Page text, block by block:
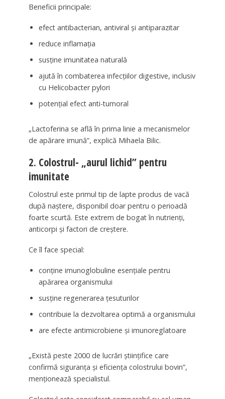
Beneficii principale:
efect antibacterian, antiviral și antiparazitar
reduce inflamația
susține imunitatea naturală
ajută în combaterea infecțiilor digestive, inclusiv
cu Helicobacter pylori
potențial efect anti-tumoral
„Lactoferina se află în prima linie a mecanismelor
de apărare imună”, explică Mihaela Bilic.
2. Colostrul- „aurul lichid” pentru
imunitate
Colostrul este primul tip de lapte produs de vacă
după naștere, disponibil doar pentru o perioadă
foarte scurtă. Este extrem de bogat în nutrienți,
anticorpi și factori de creștere.
Ce îl face special:
conține imunoglobuline esențiale pentru
apărarea organismului
susține regenerarea țesuturilor
contribuie la dezvoltarea optimă a organismului
are efecte antimicrobiene și imunoreglatoare
„Există peste 2000 de lucrări științifice care
confirmă siguranța și eficiența colostrului bovin”,
menționează specialistul.